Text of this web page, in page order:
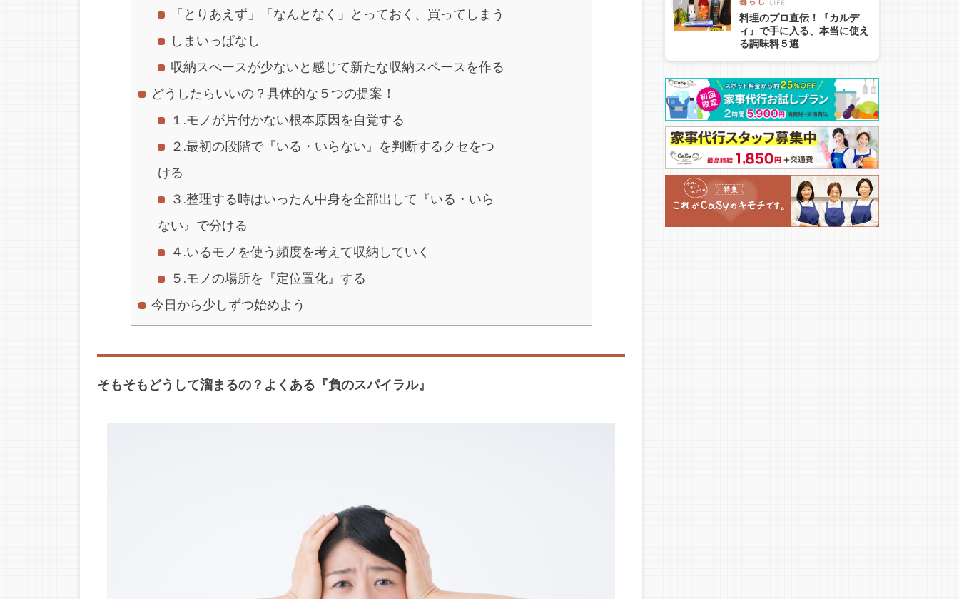
「とりあえず」「なんとなく」とっておく、買ってしまう
しまいっぱなし
収納スぺースが少ないと感じて新たな収納スペースを作る
どうしたらいいの？具体的な５つの提案！
１.モノが片付かない根本原因を自覚する
２.最初の段階で『いる・いらない』を判断するクセをつ
ける
３.整理する時はいったん中身を全部出して『いる・いら
ない』で分ける
４.いるモノを使う頻度を考えて収納していく
５.モノの場所を『定位置化』する
今日から少しずつ始めよう
そもそもどうして溜まるの？よくある『負のスパイラル』
料理のプロ直伝！『カルデ
ィ』で手に入る、本当に使え
る調味料５選